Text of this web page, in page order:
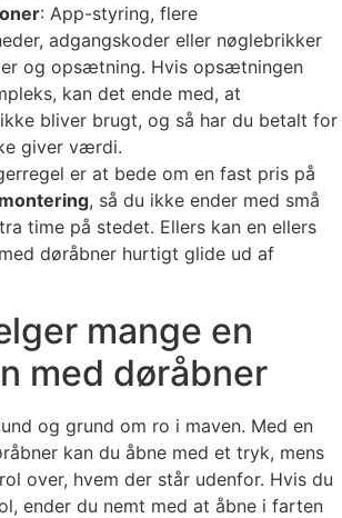
: App-styring, flere
adgangskoder eller nøglebrikker
og opsætning. Hvis opsætningen
kan det ende med, at
bliver brugt, og så har du betalt for
giver værdi.
er at bede om en fast pris på
montering, så du ikke ender med små
time på stedet. Ellers kan en ellers
døråbner hurtigt glide ud af
mange en
med døråbner
og grund om ro i maven. Med en
kan du åbne med et tryk, mens
over, hvem der står udenfor. Hvis du
ender du nemt med at åbne i farten